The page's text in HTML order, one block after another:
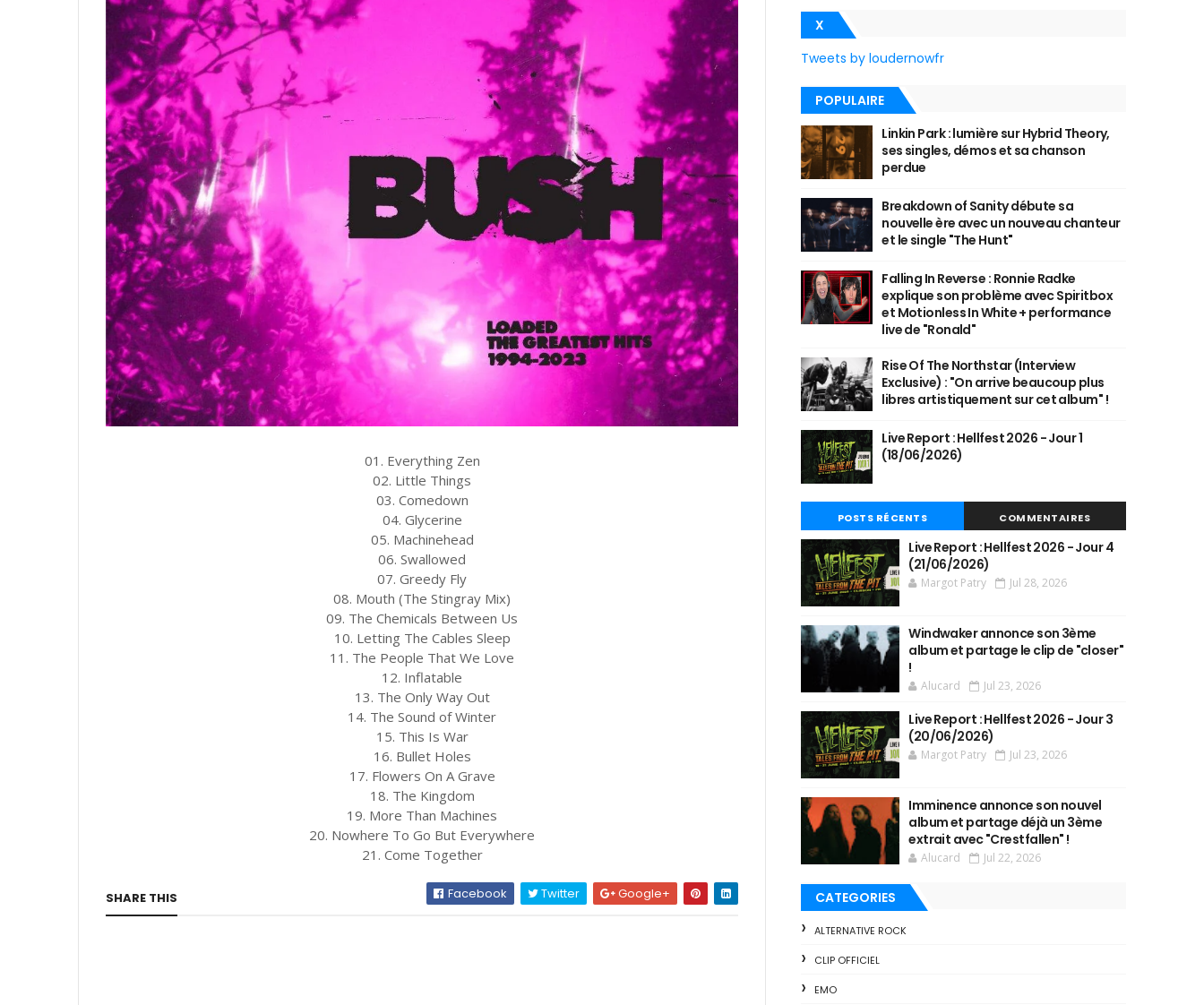
01. Everything Zen
02. Little Things
03. Comedown
04. Glycerine
05. Machinehead
06. Swallowed
07. Greedy Fly
08. Mouth (The Stingray Mix)
09. The Chemicals Between Us
10. Letting The Cables Sleep
11. The People That We Love
12. Inflatable
13. The Only Way Out
14. The Sound of Winter
15. This Is War
16. Bullet Holes
17. Flowers On A Grave
18. The Kingdom
19. More Than Machines
20. Nowhere To Go But Everywhere
21. Come Together
SHARE THIS Facebook Twitter Google+
X
Tweets by loudernowfr
POPULAIRE
Linkin Park : lumière sur Hybrid Theory,
ses singles, démos et sa chanson
perdue
Breakdown of Sanity débute sa
nouvelle ère avec un nouveau chanteur
et le single "The Hunt"
Falling In Reverse : Ronnie Radke
explique son problème avec Spiritbox
et Motionless In White + performance
live de "Ronald"
Rise Of The Northstar (Interview
Exclusive) : "On arrive beaucoup plus
libres artistiquement sur cet album" !
Live Report : Hellfest 2026 - Jour 1
(18/06/2026)
POSTS RÉCENTS COMMENTAIRES
Live Report : Hellfest 2026 - Jour 4
(21/06/2026)
Margot Patry Jul 28, 2026
Windwaker annonce son 3ème
album et partage le clip de "closer"
!
Alucard Jul 23, 2026
Live Report : Hellfest 2026 - Jour 3
(20/06/2026)
Margot Patry Jul 23, 2026
Imminence annonce son nouvel
album et partage déjà un 3ème
extrait avec "Crestfallen" !
Alucard Jul 22, 2026
CATEGORIES
ALTERNATIVE ROCK
CLIP OFFICIEL
EMO